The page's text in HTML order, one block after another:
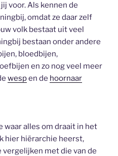
voor. Als kennen de
omdat ze daar zelf
volk bestaat uit veel
bestaan onder andere
bloedbijen,
en zo nog veel meer
wespen de hoornaar
waar alles om draait in het
hier hiërarchie heerst,
met die van de